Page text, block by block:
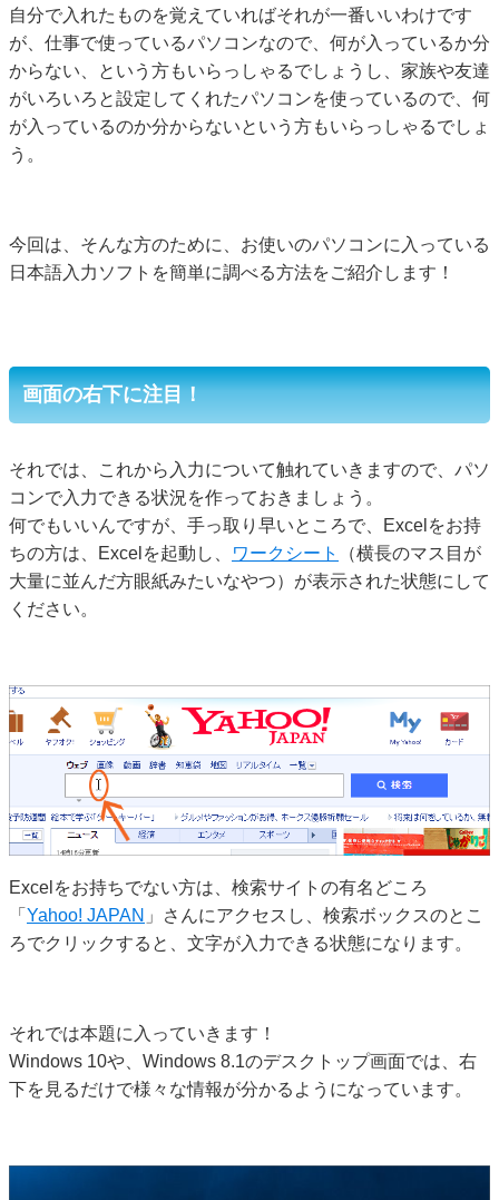
自分で入れたものを覚えていればそれが一番いいわけです
が、仕事で使っているパソコンなので、何が入っているか分
からない、という方もいらっしゃるでしょうし、家族や友達
がいろいろと設定してくれたパソコンを使っているので、何
が入っているのか分からないという方もいらっしゃるでしょ
う。
今回は、そんな方のために、お使いのパソコンに入っている
日本語入力ソフトを簡単に調べる方法をご紹介します！
画面の右下に注目！
それでは、これから入力について触れていきますので、パソ
コンで入力できる状況を作っておきましょう。
何でもいいんですが、手っ取り早いところで、Excelをお持
ちの方は、Excelを起動し、
ワークシート
（横長のマス目が
大量に並んだ方眼紙みたいなやつ）が表示された状態にして
ください。
Excelをお持ちでない方は、検索サイトの有名どころ
「 Yahoo! JAPAN 」さんにアクセスし、検索ボックスのとこ
ろでクリックすると、文字が入力できる状態になります。
それでは本題に入っていきます！
Windows 10や、Windows 8.1のデスクトップ画面では、右
下を見るだけで様々な情報が分かるようになっています。